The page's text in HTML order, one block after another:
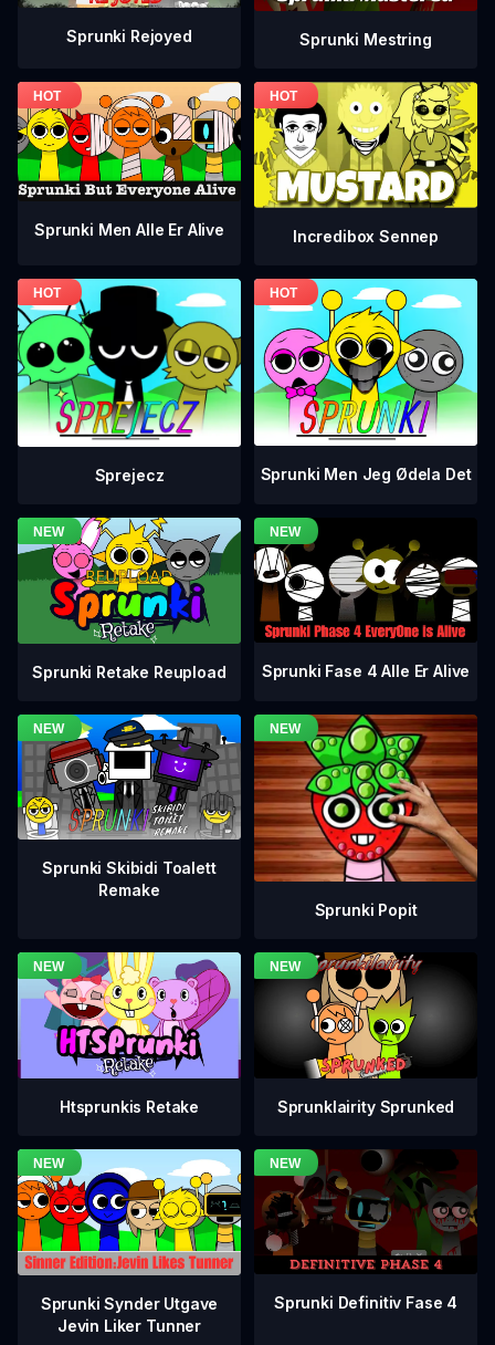
Sprunki Rejoyed Sprunki Mestring
Sprunki Men Alle Er Alive Incredibox Sennep
Sprejecz Sprunki Men Jeg Ødela Det
Sprunki Retake Reupload Sprunki Fase 4 Alle Er Alive
Sprunki Skibidi Toalett
Remake
Sprunki Popit
Htsprunkis Retake Sprunklairity Sprunked
Sprunki Synder Utgave
Jevin Liker Tunner
Sprunki Definitiv Fase 4